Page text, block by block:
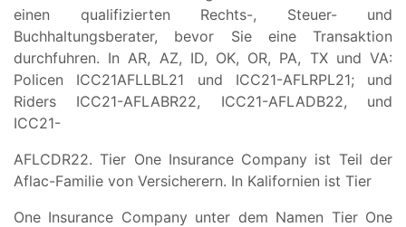
einen qualifizierten Rechts-, Steuer- und
Buchhaltungsberater, bevor Sie eine Transaktion
durchfuhren. In AR, AZ, ID, OK, OR, PA, TX und VA:
Policen ICC21AFLLBL21 und ICC21-AFLRPL21; und
Riders ICC21-AFLABR22, ICC21-AFLADB22, und
ICC21-
AFLCDR22. Tier One Insurance Company ist Teil der
Aflac-Familie von Versicherern. In Kalifornien ist Tier
One Insurance Company unter dem Namen Tier One